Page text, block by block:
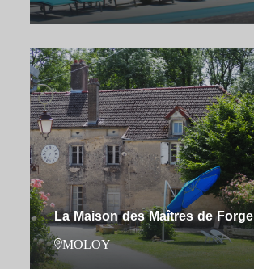
La Maison des Maîtres de Forge
MOLOY